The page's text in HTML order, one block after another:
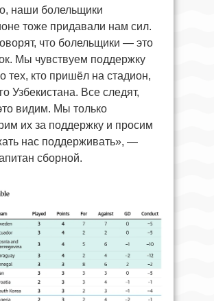
наши болельщики
тоже придавали нам сил.
что болельщики — это
Мы чувствуем поддержку
тех, кто пришёл на стадион,
Узбекистана. Все следят,
видим. Мы только
их за поддержку и просим
нас поддерживать», —
сборной.